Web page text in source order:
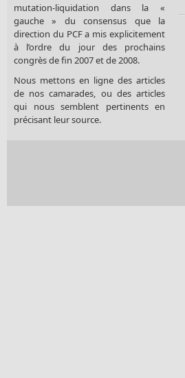
mutation-liquidation dans la «
gauche » du consensus que la
direction du PCF a mis explicitement
à l’ordre du jour des prochains
congrès de fin 2007 et de 2008.
Nous mettons en ligne des articles
de nos camarades, ou des articles
qui nous semblent pertinents en
précisant leur source.